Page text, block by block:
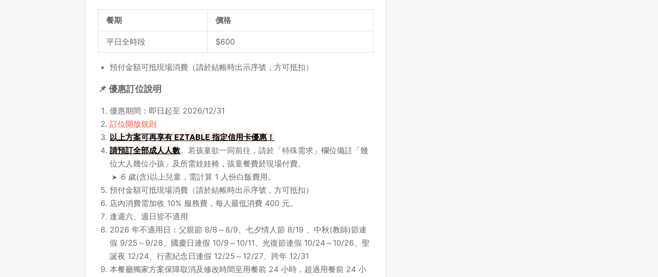
餐期 價格
平日全時段 $600
預付金額可抵現場消費（請於結帳時出示序號，方可抵扣）
📌 優惠訂位說明
優惠期間：即日起至 2026/12/31
訂位開放規則
以上方案可再享有 EZTABLE 指定信用卡優惠！
請預訂全部成人人數。若孩童欲一同前往，請於「特殊需求」欄位備註「幾
位大人幾位小孩」及所需娃娃椅，孩童餐費於現場付費。
6 歲(含)以上兒童，需計算 1 人份白飯費用。
預付金額可抵現場消費（請於結帳時出示序號，方可抵扣）
店內消費需加收 10% 服務費，每人最低消費 400 元。
逢週六、週日皆不適用
2026 年不適用日：父親節 8/8～8/9、七夕情人節 8/19 、中秋(教師)節連
假 9/25～9/28、國慶日連假 10/9～10/11、光復節連假 10/24～10/26、聖
誕夜 12/24、行憲紀念日連假 12/25～12/27、跨年 12/31
本餐廳獨家方案保障取消及修改時間至用餐前 24 小時，超過用餐前 24 小